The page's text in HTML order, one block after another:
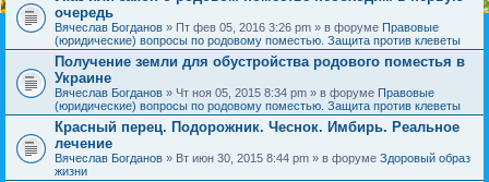
очередь
Вячеслав Богданов » Пт фев 05, 2016 3:26 pm » в форуме Правовые
(юридические) вопросы по родовому поместью. Защита против клеветы
Получение земли для обустройства родового поместья в
Украине
Вячеслав Богданов » Чт ноя 05, 2015 8:34 pm » в форуме Правовые
(юридические) вопросы по родовому поместью. Защита против клеветы
Красный перец. Подорожник. Чеснок. Имбирь. Реальное
лечение
Вячеслав Богданов » Вт июн 30, 2015 8:44 pm » в форуме Здоровый образ
жизни